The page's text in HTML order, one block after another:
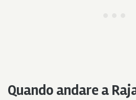
Quando andare a